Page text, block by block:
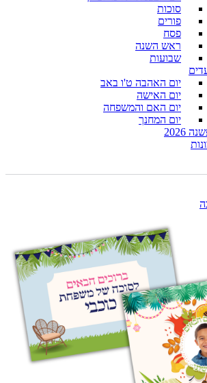
סוכות
פורים
פסח
ראש השנה
שבועות
יום האהבה ט'ו באב
יום האישה
יום האם והמשפחה
יום המחנך
2026